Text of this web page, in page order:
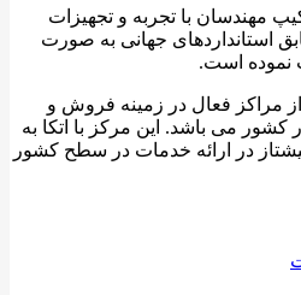
مهندسان با تجربه و تجهیزات
استانداردهای جهانی به صورت
نموده است.
از مراکز فعال در زمینه فروش و
کشور می باشد. این مرکز با اتکا به
در ارائه خدمات در سطح کشور